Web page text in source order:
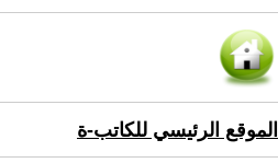
الموقع الرئيسي للكاتب-ة